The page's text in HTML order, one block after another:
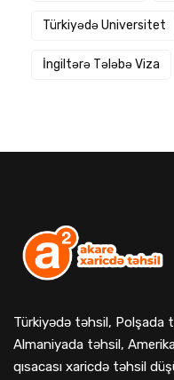
Türkiyədə Universitet
İngiltərə Tələbə Viza
Türkiyədə təhsil, Polşada
Almaniyada təhsil,
qısacası xaricdə təhsil